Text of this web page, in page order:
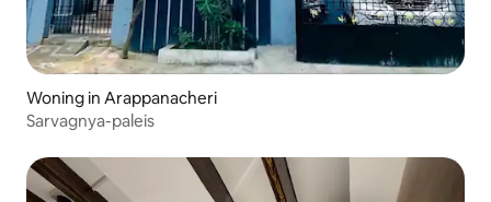
Woning in Arappanacheri
Sarvagnya-paleis